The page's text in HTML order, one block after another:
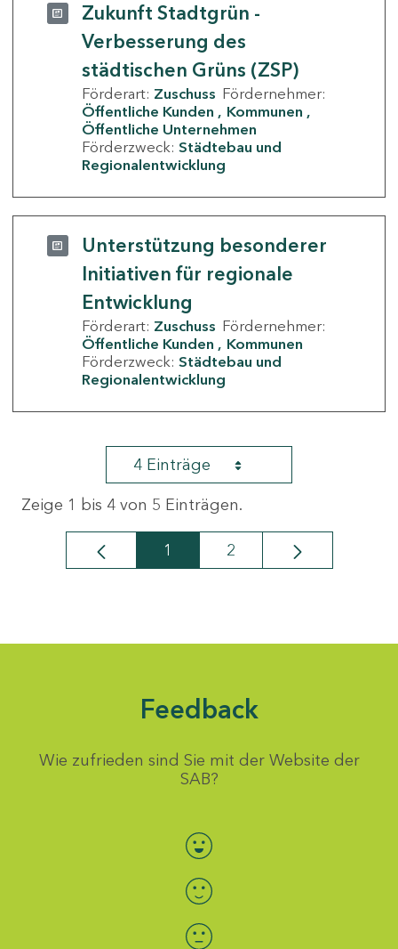
Zukunft Stadtgrün -
Verbesserung des
städtischen Grüns (ZSP)
Förderart: Zuschuss Fördernehmer:
Öffentliche Kunden
Kommunen
Öffentliche Unternehmen
Förderzweck: Städtebau und
Regionalentwicklung
Unterstützung besonderer
Initiativen für regionale
Entwicklung
Förderart: Zuschuss Fördernehmer:
Öffentliche Kunden
Kommunen
Förderzweck: Städtebau und
Regionalentwicklung
4 Einträge
Zeige 1 bis 4 von 5 Einträgen.
Seite
1 Seite
2
Feedback
Wie zufrieden sind Sie mit der Website der
SAB?
Bewertung auswählen